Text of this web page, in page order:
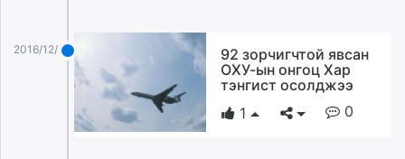
fact.mn
shuum.mn
2016/12/25
92 зорчигчтой явсан
ОХУ-ын онгоц Хар
тэнгист осолджээ
1
0